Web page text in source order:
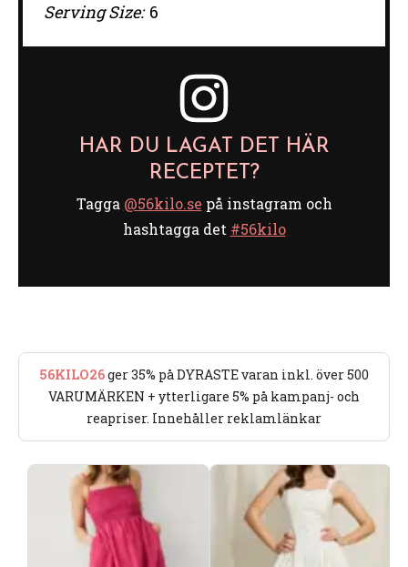
Serving Size: 6
HAR DU LAGAT DET HÄR
RECEPTET?
Tagga @56kilo.se på instagram och
hashtagga det #56kilo
56KILO26ger 35% på DYRASTE varan inkl. över 500
VARUMÄRKEN + ytterligare 5% på kampanj- och
reapriser. Innehåller reklamlänkar